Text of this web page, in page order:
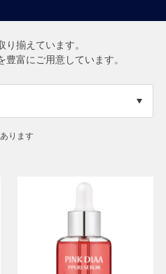
揃えています。
富にご用意しています。
ります